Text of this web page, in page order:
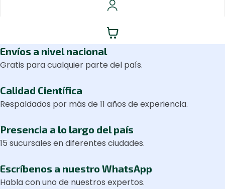
Envíos a nivel nacional
Gratis para cualquier parte del país.
Calidad Científica
Respaldados por más de 11 años de experiencia.
Presencia a lo largo del país
15 sucursales en diferentes ciudades.
Escríbenos a nuestro WhatsApp
Habla con uno de nuestros expertos.